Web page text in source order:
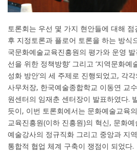
토론회는 우선 몇 가지 현안들에 대해
후 지정토론과 플로어 토론을 하는 방식
국문화예술교육진흥원의 평가와 운영 발
선을 위한 정책방향’ 그리고 ‘지역문화
성화 방안’의 세 주제로 진행되었고, 각
사무처장, 한국예술종합학교 이동연 교
원센터의 임재춘 센터장이 발표하였다.
듯이, 이번 토론회에서는 문화예술교육
교육진흥원(이하 진흥원)의 혁신, 문화
예술강사의 정규직화 그리고 중앙과 지
통합적 협업 체계 구축이 쟁점이 되었다.